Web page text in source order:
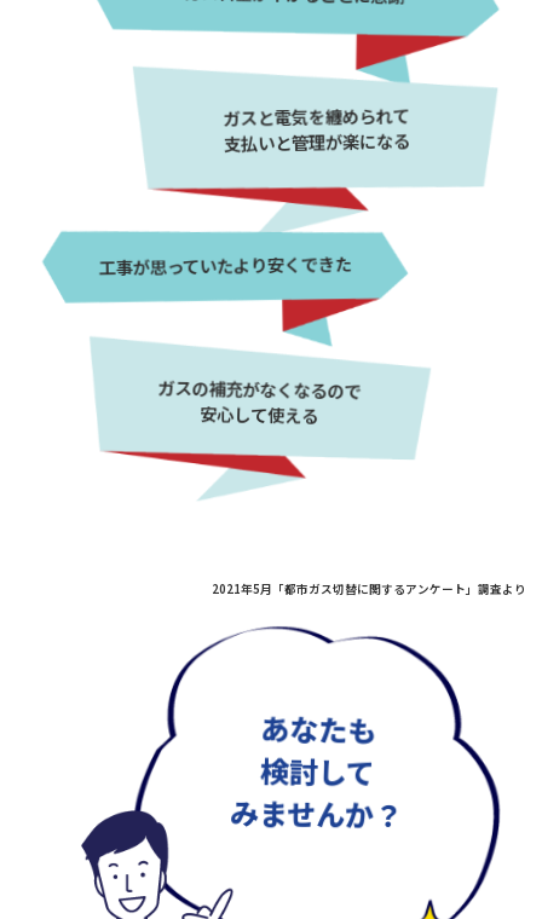
ガスと電気を纏められて
支払いと管理が楽になる
工事が思っていたより安くできた
ガスの補充がなくなるので
安心して使える
2021年5月「都市ガス切替に関するアンケート」調査より
あなたも
検討して
みませんか？